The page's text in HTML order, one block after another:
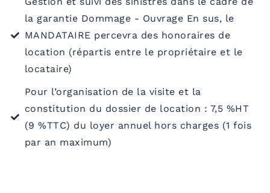
la garantie Dommage - Ouvrage En sus, le
MANDATAIRE percevra des honoraires de
location (répartis entre le propriétaire et le
locataire)
Pour l’organisation de la visite et la
constitution du dossier de location : 7,5 %HT
(9 %TTC) du loyer annuel hors charges (1 fois
par an maximum)